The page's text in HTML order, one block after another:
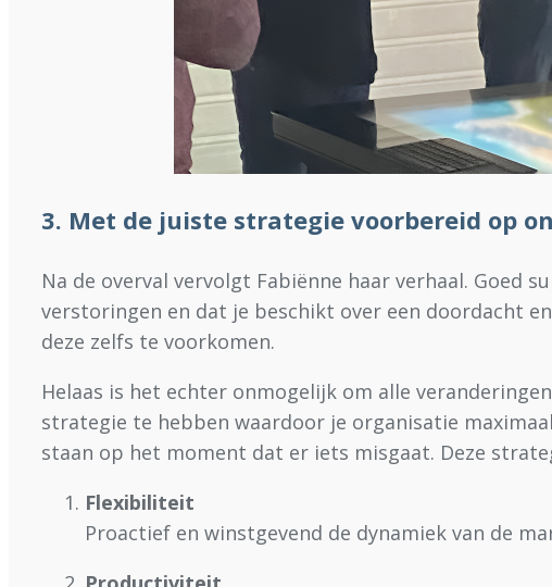
3. Met de juiste strategie voorbereid op
Na de overval vervolgt Fabiënne haar verhaal. Goed
verstoringen en dat je beschikt over een doordacht
deze zelfs te voorkomen.
Helaas is het echter onmogelijk om alle
strategie te hebben waardoor je organisatie
staan op het moment dat er iets misgaat. Deze
Flexibiliteit
Proactief en winstgevend de dynamiek van de